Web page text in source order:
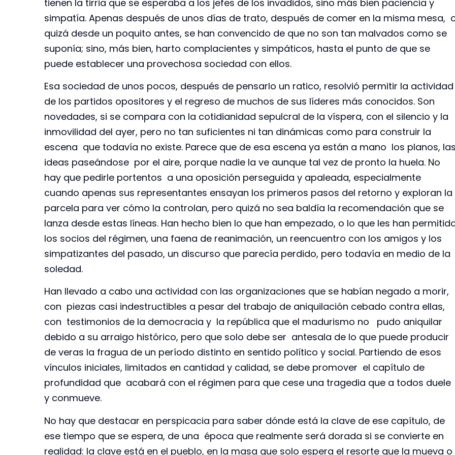
tienen la tirria que se esperaba a los jefes de los invadidos, sino más bien paciencia y
simpatía. Apenas después de unos días de trato, después de comer en la misma mesa,
quizá desde un poquito antes, se han convencido de que no son tan malvados como se
suponía; sino, más bien, harto complacientes y simpáticos, hasta el punto de que se
puede establecer una provechosa sociedad con ellos.
Esa sociedad de unos pocos, después de pensarlo un ratico, resolvió permitir la actividad
de los partidos opositores y el regreso de muchos de sus líderes más conocidos. Son
novedades, si se compara con la cotidianidad sepulcral de la víspera, con el silencio y la
inmovilidad del ayer, pero no tan suficientes ni tan dinámicas como para construir la
escena que todavía no existe. Parece que de esa escena ya están a mano los planos, las
ideas paseándose por el aire, porque nadie la ve aunque tal vez de pronto la huela. No
hay que pedirle portentos a una oposición perseguida y apaleada, especialmente
cuando apenas sus representantes ensayan los primeros pasos del retorno y exploran la
parcela para ver cómo la controlan, pero quizá no sea baldía la recomendación que se
lanza desde estas líneas. Han hecho bien lo que han empezado, o lo que les han
los socios del régimen, una faena de reanimación, un reencuentro con los amigos y los
simpatizantes del pasado, un discurso que parecía perdido, pero todavía en medio de la
soledad.
Han llevado a cabo una actividad con las organizaciones que se habían negado a morir,
con piezas casi indestructibles a pesar del trabajo de aniquilación cebado contra ellas,
con testimonios de la democracia y la república que el madurismo no pudo aniquilar
debido a su arraigo histórico, pero que solo debe ser antesala de lo que puede producir
de veras la fragua de un período distinto en sentido político y social. Partiendo de esos
vínculos iniciales, limitados en cantidad y calidad, se debe promover el capítulo de
profundidad que acabará con el régimen para que cese una tragedia que a todos duele
y conmueve.
No hay que destacar en perspicacia para saber dónde está la clave de ese capítulo, de
ese tiempo que se espera, de una época que realmente será dorada si se convierte en
realidad: la clave está en el pueblo, en la masa que solo espera el resorte que la mueva o